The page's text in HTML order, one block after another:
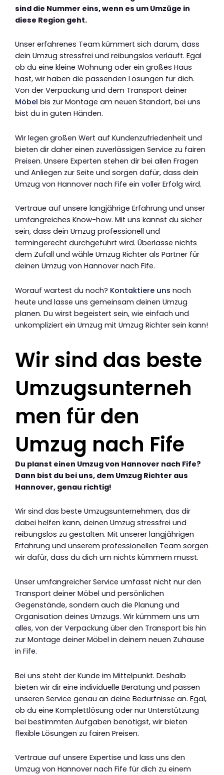
sind die Nummer eins, wenn es um Umzüge in
diese Region geht.
Unser erfahrenes Team kümmert sich darum, dass
dein Umzug stressfrei und reibungslos verläuft. Egal
ob du eine kleine Wohnung oder ein großes Haus
hast, wir haben die passenden Lösungen für dich.
Von der Verpackung und dem Transport deiner
Möbel bis zur Montage am neuen Standort, bei uns
bist du in guten Händen.
Wir legen großen Wert auf Kundenzufriedenheit und
bieten dir daher einen zuverlässigen Service zu fairen
Preisen. Unsere Experten stehen dir bei allen Fragen
und Anliegen zur Seite und sorgen dafür, dass dein
Umzug von Hannover nach Fife ein voller Erfolg wird.
Vertraue auf unsere langjährige Erfahrung und unser
umfangreiches Know-how. Mit uns kannst du sicher
sein, dass dein Umzug professionell und
termingerecht durchgeführt wird. Überlasse nichts
dem Zufall und wähle Umzug Richter als Partner für
deinen Umzug von Hannover nach Fife.
Worauf wartest du noch? Kontaktiere uns noch
heute und lasse uns gemeinsam deinen Umzug
planen. Du wirst begeistert sein, wie einfach und
unkompliziert ein Umzug mit Umzug Richter sein kann!
Wir sind das beste
Umzugsunterneh
men für den
Umzug nach Fife
Du planst einen Umzug von Hannover nach Fife?
Dann bist du bei uns, dem Umzug Richter aus
Hannover, genau richtig!
Wir sind das beste Umzugsunternehmen, das dir
dabei helfen kann, deinen Umzug stressfrei und
reibungslos zu gestalten. Mit unserer langjährigen
Erfahrung und unserem professionellen Team sorgen
wir dafür, dass du dich um nichts kümmern musst.
Unser umfangreicher Service umfasst nicht nur den
Transport deiner Möbel und persönlichen
Gegenstände, sondern auch die Planung und
Organisation deines Umzugs. Wir kümmern uns um
alles, von der Verpackung über den Transport bis hin
zur Montage deiner Möbel in deinem neuen Zuhause
in Fife.
Bei uns steht der Kunde im Mittelpunkt. Deshalb
bieten wir dir eine individuelle Beratung und passen
unseren Service genau an deine Bedürfnisse an. Egal,
ob du eine Komplettlösung oder nur Unterstützung
bei bestimmten Aufgaben benötigst, wir bieten
flexible Lösungen zu fairen Preisen.
Vertraue auf unsere Expertise und lass uns den
Umzug von Hannover nach Fife für dich zu einem